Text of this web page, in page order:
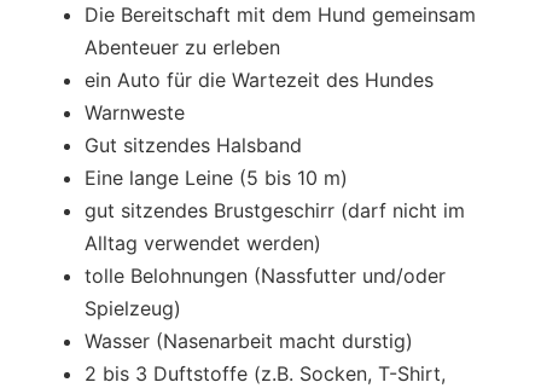
Die Bereitschaft mit dem Hund gemeinsam
Abenteuer zu erleben
ein Auto für die Wartezeit des Hundes
Warnweste
Gut sitzendes Halsband
Eine lange Leine (5 bis 10 m)
gut sitzendes Brustgeschirr (darf nicht im
Alltag verwendet werden)
tolle Belohnungen (Nassfutter und/oder
Spielzeug)
Wasser (Nasenarbeit macht durstig)
2 bis 3 Duftstoffe (z.B. Socken, T-Shirt,